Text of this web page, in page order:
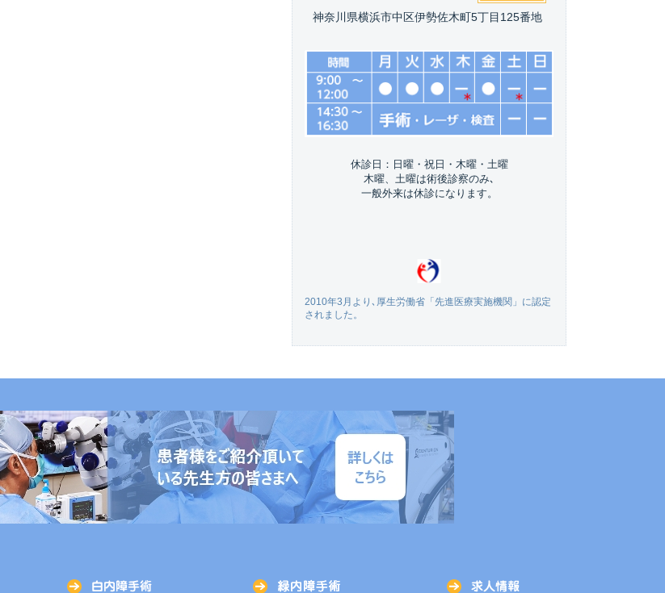
神奈川県横浜市中区伊勢佐木町5丁目125番地
休診日：日曜・祝日・木曜・土曜
木曜、土曜は術後診察のみ､
一般外来は休診になります。
2010年3月より､厚生労働省「先進医療実施機関」に認定
されました。